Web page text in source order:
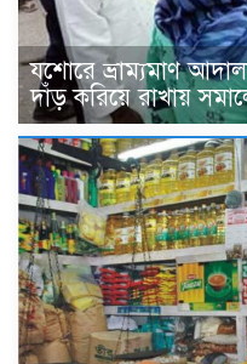
যশোরে ভ্রাম্যমাণ
দাঁড় করিয়ে রাখায়